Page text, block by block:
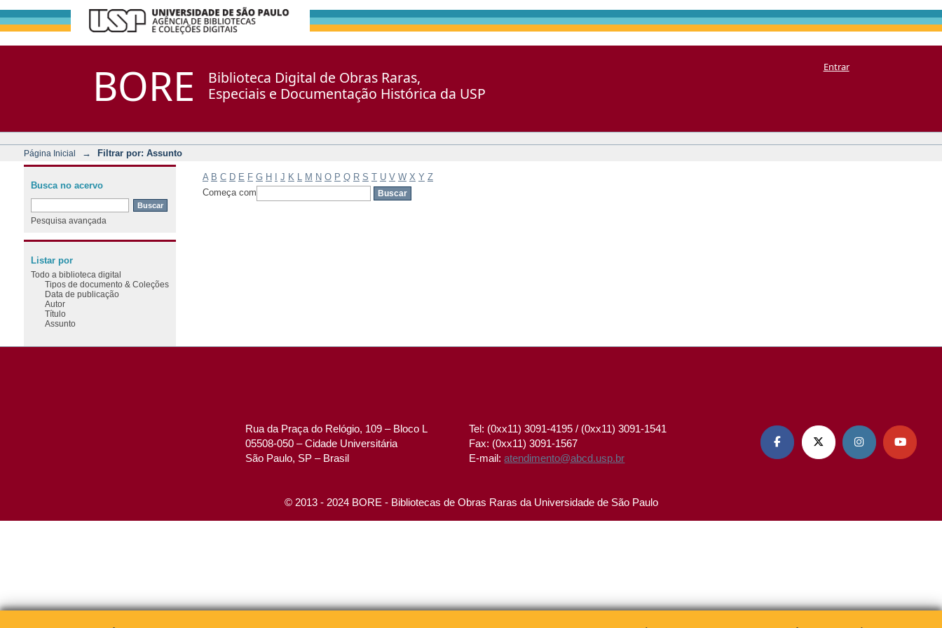
BORE
Biblioteca Digital de Obras Raras,
Especiais e Documentação Histórica da USP
Entrar
Página Inicial → Filtrar por: Assunto
A B C D E F G H J K M N O P Q R S T U V W X Y Z
Começa com
Busca no acervo
Pesquisa avançada
Listar por
Todo a biblioteca digital
Tipos de documento & Coleções
Data de publicação
Autor
Título
Assunto
Rua da Praça do Relógio, 109 – Bloco L
05508-050 – Cidade Universitária
São Paulo, SP – Brasil
Tel: (0xx11) 3091-4195 / (0xx11) 3091-1541
Fax: (0xx11) 3091-1567
E-mail:atendimento@abcd.usp.br
   
© 2013 - 2024 BORE - Bibliotecas de Obras Raras da Universidade de São Paulo